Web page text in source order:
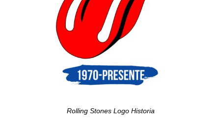
Rolling Stones Logo Historia